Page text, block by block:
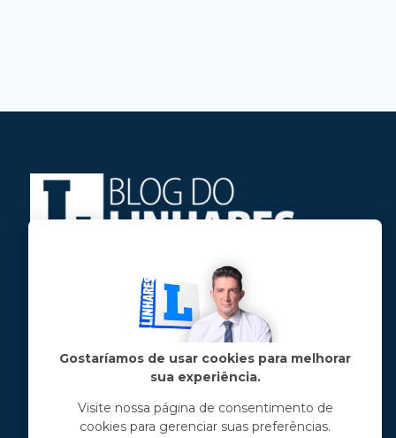
Jose Linhares Jr é maranhense.
Formado em Jornalismo, estudou filosofia
e tem pós-graduações em ciência política
e marketing político.
Menu principal
Notícias
Gostaríamos de usar cookies para melhorar
sua experiência.
Visite nossa página de consentimento de
cookies para gerenciar suas preferências.